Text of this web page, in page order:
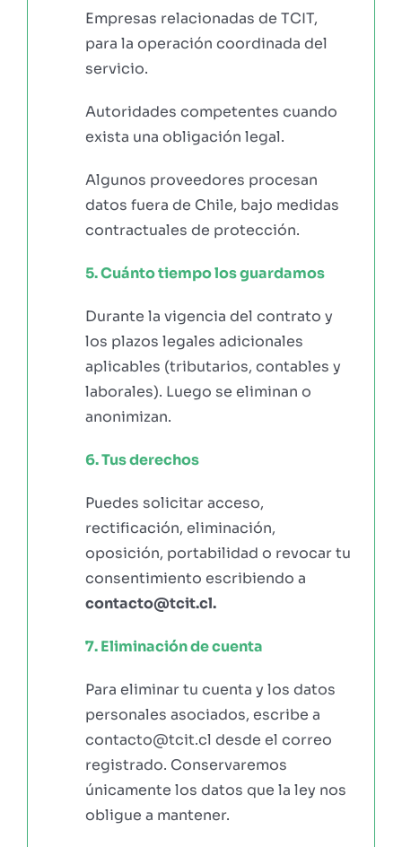
Empresas relacionadas de TCIT,
para la operación coordinada del
servicio.
Autoridades competentes cuando
exista una obligación legal.
Algunos proveedores procesan
datos fuera de Chile, bajo medidas
contractuales de protección.
5. Cuánto tiempo los guardamos
Durante la vigencia del contrato y
los plazos legales adicionales
aplicables (tributarios, contables y
laborales). Luego se eliminan o
anonimizan.
6. Tus derechos
Puedes solicitar acceso,
rectificación, eliminación,
oposición, portabilidad o revocar tu
consentimiento escribiendo a
contacto@tcit.cl.
7. Eliminación de cuenta
Para eliminar tu cuenta y los datos
personales asociados, escribe a
contacto@tcit.cl desde el correo
registrado. Conservaremos
únicamente los datos que la ley nos
obligue a mantener.